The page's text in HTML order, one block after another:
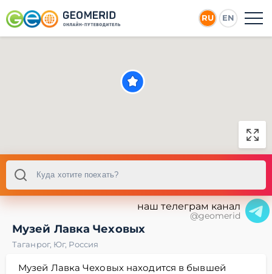
RU EN
наш телеграм канал
@geomerid
Музей Лавка Чеховых
Таганрог, Юг, Россия
Музей Лавка Чеховых находится в бывшей